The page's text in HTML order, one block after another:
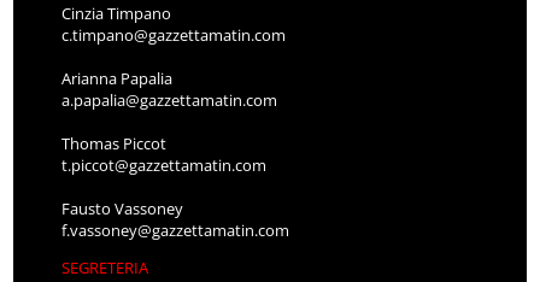
Cinzia Timpano
c.timpano@gazzettamatin.com
Arianna Papalia
a.papalia@gazzettamatin.com
Thomas Piccot
t.piccot@gazzettamatin.com
Fausto Vassoney
f.vassoney@gazzettamatin.com
SEGRETERIA